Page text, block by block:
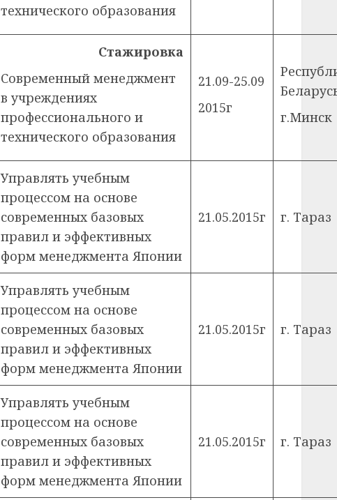
технического образования
Стажировка
Современный менеджмент
в учреждениях
профессионального и
технического образования
21.09-25.09
2015г
г.Минск
Управлять учебным
процессом на основе
современных базовых
правил и эффективных
форм менеджмента Японии
21.05.2015г г. Тараз
Управлять учебным
процессом на основе
современных базовых
правил и эффективных
форм менеджмента Японии
21.05.2015г г. Тараз
Управлять учебным
процессом на основе
современных базовых
правил и эффективных
форм менеджмента Японии
21.05.2015г г. Тараз